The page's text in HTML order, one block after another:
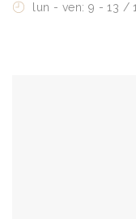
lun - ven: 9 - 13 /